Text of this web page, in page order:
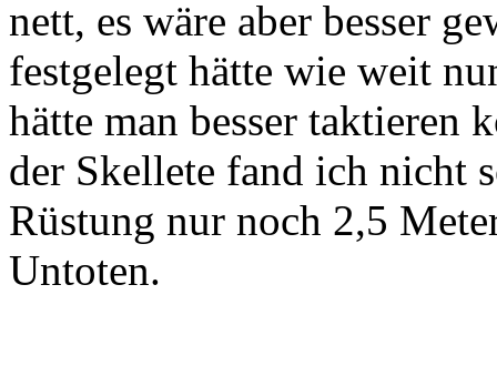
nett, es wäre aber besser
festgelegt hätte wie weit
hätte man besser taktieren
der Skellete fand ich nicht
Rüstung nur noch 2,5
Untoten.